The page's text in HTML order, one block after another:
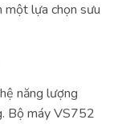
lựa chọn sưu
năng lượng
Bộ máy VS752